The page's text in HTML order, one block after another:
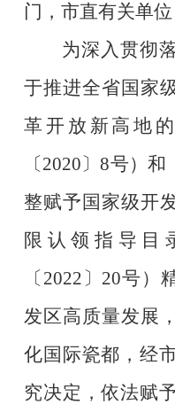
门，市直有关单位
为深入贯彻
于推进全省国家
革开放新高地
〔2020〕8号）和
整赋予国家级开
限认领指导目
〔 2022 〕 20号）
发区高质量发展
化国际瓷都，经
究决定，依法赋